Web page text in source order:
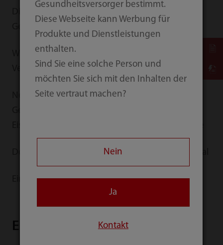
Was wäre, wenn Sie GPS für ultraschallgeführte
Verfahren hätten?
Neue Medizintechnologien sorgen für
Der „Goldene Nebendarsteller“ im Operationssaal
Ein Blick in die Zukunft des Medical Designs
Ereignisse
Gesundheitsversorger bestimmt.
Diese Webseite kann Werbung für
Produkte und Dienstleistungen
enthalten.
Sind Sie eine solche Person und
möchten Sie sich mit den Inhalten der
Seite vertraut machen?
Nein
Ja
Kontakt